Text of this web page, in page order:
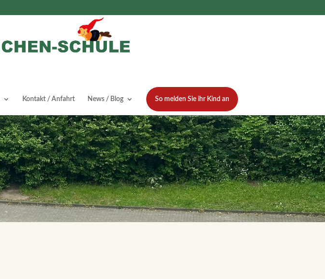
Kontakt / Anfahrt News / Blog So melden Sie ihr Kind an